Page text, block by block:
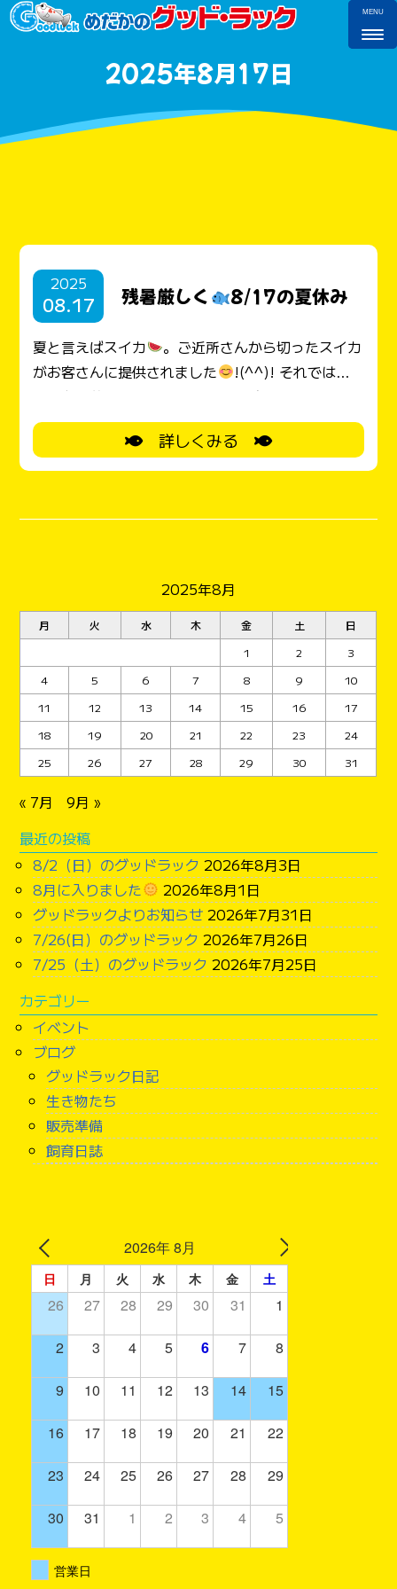
2025年8月17日
2025
08.17 残暑厳しく 8/17の夏休み
夏と言えばスイカ
。ご近所さんから切ったスイカ
がお客さんに提供されました
!(^^)! それでは
と、お言葉に甘えて、木陰でいただきま～すいか
(笑)
さんにもおすそ分け
ご馳走さまで
した。 暑い日差しの中ご来店。早速めだかすくい
見ていたおばあちゃんが参戦
お孫さんの応援
に
拍手
です。 販売コーナーでは、お気に入り
さかなつりで遊びます
妹で最後の
さかなまで釣り上げます
全部釣り
上げた後は、 こちらのご兄妹も、釣り上げた後は、
お菓子つりも楽しみ、 おみやげに
と御菓子を頂
きました。 お気に入りのおさかな
を手にして、
写真撮らせてくれてありがとう
!(^^)! 今日は、
夏休み企画めだかすくい１０匹までお持ち帰りが人
気でした
りがとう
下さい。
詳しくみる
2025年8月
月 火 水 木 金 土
日
1
2
3
4
5 6 7 8 9
10
11
12 13 14 15 16
17
18
19 20 21 22 23
24
25
26 27 28 29 30 31
« 7月
9月 »
最近の投稿
8/2（日）のグッドラック 2026年8月3日
8月に入りました
2026年8月1日
グッドラックよりお知らせ 2026年7月31日
7/26(日）のグッドラック 2026年7月26日
7/25（土）のグッドラック 2026年7月25日
カテゴリー
イベント
ブログ
グッドラック日記
生き物たち
販売準備
飼育日誌
2026年 8月
日 月 火 水 木 金 土
26 27 28 29 30 31 1
2 3 4 5 6 7 8
9 10 11 12 13 14 15
16 17 18 19 20 21 22
23 24 25 26 27 28 29
30 31 1 2 3 4 5
営業日
MENU